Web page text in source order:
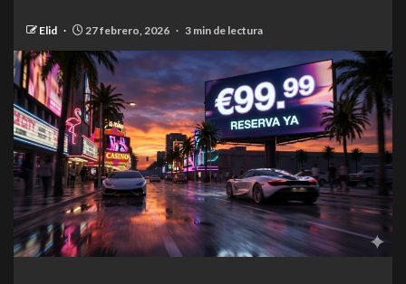
Elid 27 febrero, 2026 3 min de lectura